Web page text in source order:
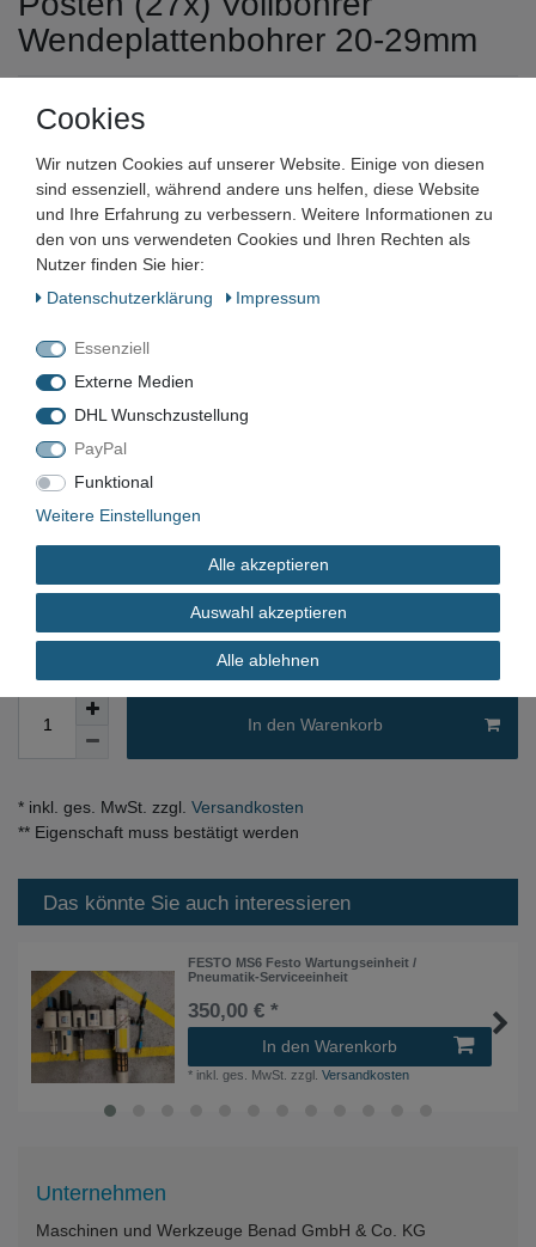
Wendeplattenbohrer 20-29mm
Barcode:
Gebraucht
1.225,00 EUR
Inhalt1Stück
sofort verfügbar
In den Warenkorb
* inkl. ges. MwSt. zzgl. Versandkosten
** Eigenschaft muss bestätigt werden
Das könnte Sie auch interessieren
FESTO MS6 Festo Wartungseinheit /
Pneumatik-Serviceeinheit
350,00 € *
In den Warenkorb
* inkl. ges. MwSt. zzgl.Versandkosten
Unternehmen
Maschinen und Werkzeuge Benad GmbH & Co. KG
Cookies
Wir nutzen Cookies auf unserer Website. Einige von diesen
sind essenziell, während andere uns helfen, diese Website
und Ihre Erfahrung zu verbessern. Weitere Informationen zu
den von uns verwendeten Cookies und Ihren Rechten als
Nutzer finden Sie hier:
Daten­schutz­erklärung
Impressum
Essenziell
Externe Medien
DHL Wunschzustellung
PayPal
Funktional
Weitere Einstellungen
Alle akzeptieren
Auswahl akzeptieren
Alle ablehnen